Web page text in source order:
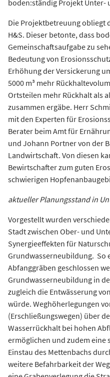
boden:ständig Projekt Unter-
Die Projektbetreuung obliegt
H&S. Dieser betonte, dass
Gemeinschaftsaufgabe zu
Bedeutung von
Erhöhung der Versickerung
5000 m³ mehr
Ortsteilen mehr Rückhalt als
zusammen ergäbe. Herr
mit den Experten für
Berater beim Amt für
und Johann Portner von der
Landwirtschaft. Von diesen
Bewirtschafter zum guten
schwierigen
aktueller Planungsstand in
Vorgestellt wurden
Stadt zwischen Ober- und
Synergieeffekten für
Grundwasserneubildung. So
Abfanggräben geschlossen
Grundwasserneubildung in
zugleich die Entwässerung
würde. Weghöherlegungen
(Erschließungswegen) über
Wasserrückhalt bei hohen
ermöglichen und zudem eine
Einstau des Mettenbachs
weitere Befahrbarkeit der